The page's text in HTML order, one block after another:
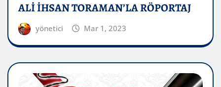
ALİ İHSAN TORAMAN’LA RÖPORTAJ
yönetici Mar 1, 2023